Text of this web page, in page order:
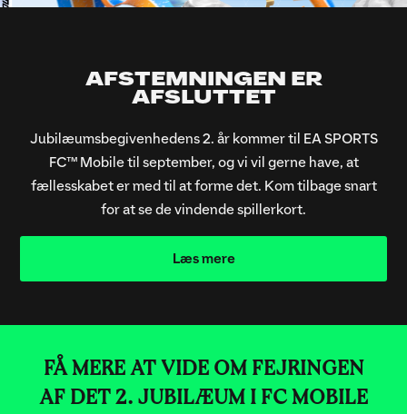
AFSTEMNINGEN ER
AFSLUTTET
Jubilæumsbegivenhedens 2. år kommer til EA SPORTS
FC™ Mobile til september, og vi vil gerne have, at
fællesskabet er med til at forme det. Kom tilbage snart
for at se de vindende spillerkort.